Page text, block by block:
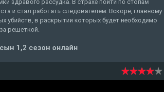
здравого рассудка. В страхе пойти по стопам
и стал работать следователем. Вскоре, главному
убийств, в раскрытии которых будет необходимо
решеткой.
1,2 сезон онлайн